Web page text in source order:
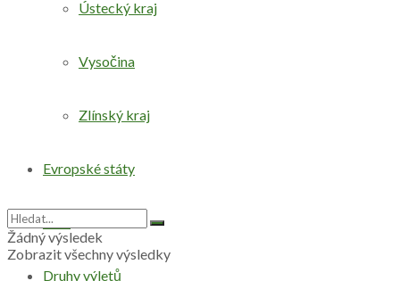
Ústecký kraj
Vysočina
Zlínský kraj
Evropské státy
Svět
Druhy výletů
Žádný výsledek
Zobrazit všechny výsledky